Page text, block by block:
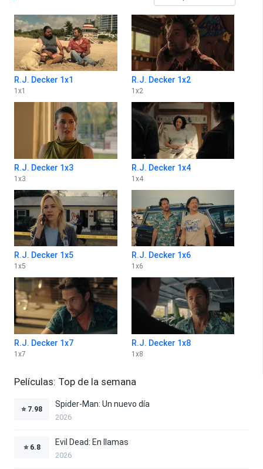
R.J. Decker 1x1
1 x1
R.J. Decker 1x2
1 x2
R.J. Decker 1x3
1 x3
R.J. Decker 1x4
1 x4
R.J. Decker 1x5
1 x5
R.J. Decker 1x6
1 x6
R.J. Decker 1x7
1 x7
R.J. Decker 1x8
1 x8
Películas: Top de la semana
⭐ 7.98
Spider-Man: Un nuevo día
2026
⭐ 6.8
Evil Dead: En llamas
2026